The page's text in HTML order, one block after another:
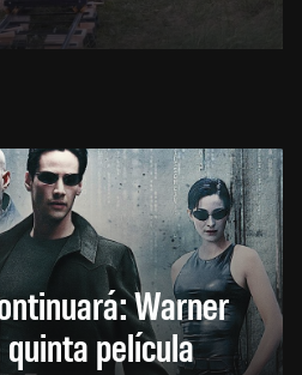
Warner
película